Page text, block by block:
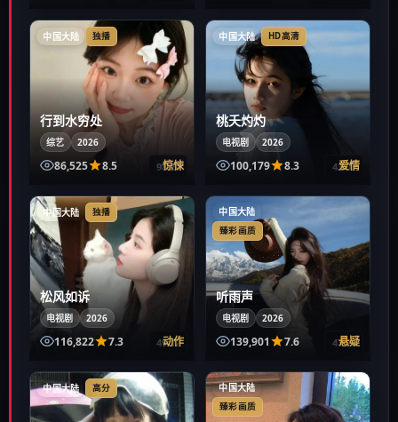
中国大陆 独播
98:20
行到水穷处
综艺 2026
86,525 8.5 惊悚
中国大陆 HD高清
43:03
桃夭灼灼
电视剧 2026
100,179 8.3 爱情
中国大陆 独播
49:12
松风如诉
电视剧 2026
116,822 7.3 动作
中国大陆
臻彩画质
47:24
听雨声
电视剧 2026
139,901 7.6 悬疑
中国大陆 高分 中国大陆
臻彩画质